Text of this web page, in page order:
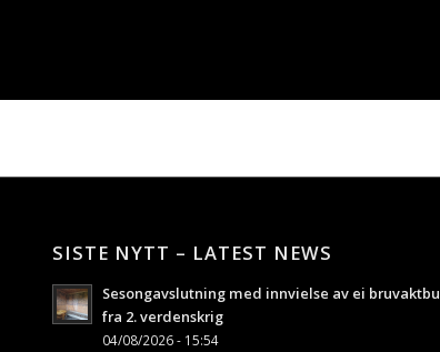
SISTE NYTT – LATEST NEWS
Sesongavslutning med innvielse av ei bruvaktbu
fra 2. verdenskrig
04/08/2026 - 15:54